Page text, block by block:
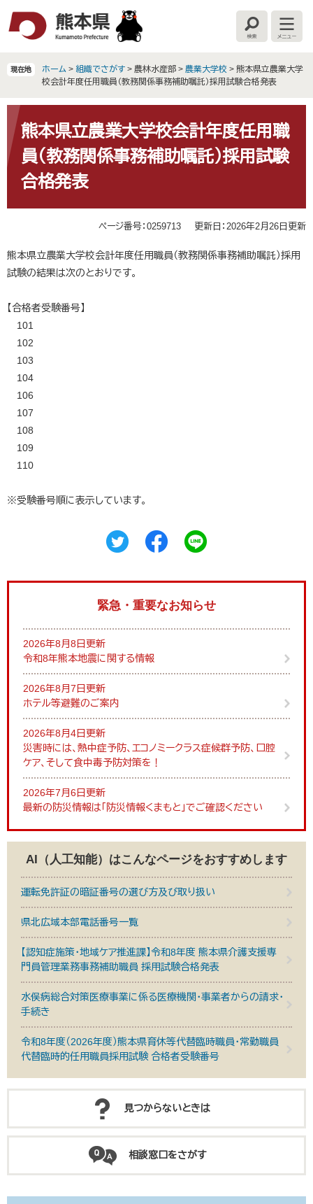
文
へ
検
索
メ
ニ
ー
現在地 ホーム > 組織でさがす > 農林水産部 > 農業大学校 > 熊本県立農業大学
校会計年度任用職員（教務関係事務補助嘱託）採用試験合格発表
文 熊本県立農業大学校会計年度任用職
員（教務関係事務補助嘱託）採用試験
合格発表
ページ番号：0259713 更新日：2026年2月26日更新
熊本県立農業大学校会計年度任用職員（教務関係事務補助嘱託）採用
試験の結果は次のとおりです。
【合格者受験番号】
101
102
103
104
106
107
108
109
110
※受験番号順に表示しています。
緊急・重要なお知らせ
2026年8月8日更新
令和8年熊本地震に関する情報
2026年8月7日更新
ホテル等避難のご案内
2026年8月4日更新
災害時には、熱中症予防、エコノミークラス症候群予防、口腔
ケア、そして食中毒予防対策を！
2026年7月6日更新
最新の防災情報は「防災情報くまもと」でご確認ください
AI（人工知能）はこんなページをおすすめします
運転免許証の暗証番号の選び方及び取り扱い
県北広域本部電話番号一覧
【認知症施策・地域ケア推進課】令和8年度 熊本県介護支援専
門員管理業務事務補助職員 採用試験合格発表
水俣病総合対策医療事業に係る医療機関・事業者からの請求・
手続き
令和8年度（2026年度）熊本県育休等代替臨時職員・常勤職員
代替臨時的任用職員採用試験 合格者受験番号
見つからないときは
相談窓口をさがす